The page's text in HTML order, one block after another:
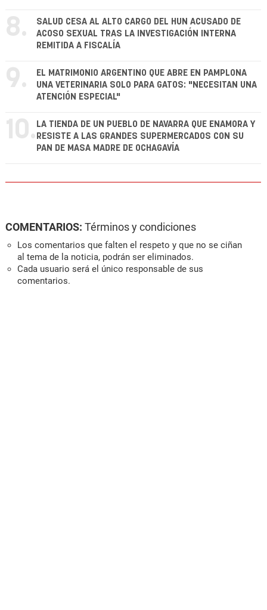
8.
SALUD CESA AL ALTO CARGO DEL HUN ACUSADO DE
ACOSO SEXUAL TRAS LA INVESTIGACIÓN INTERNA
REMITIDA A FISCALÍA
9.
EL MATRIMONIO ARGENTINO QUE ABRE EN PAMPLONA
UNA VETERINARIA SOLO PARA GATOS: "NECESITAN UNA
ATENCIÓN ESPECIAL"
10. LA TIENDA DE UN PUEBLO DE NAVARRA QUE ENAMORA Y
RESISTE A LAS GRANDES SUPERMERCADOS CON SU
PAN DE MASA MADRE DE OCHAGAVÍA
COMENTARIOS: Términos y condiciones
Los comentarios que falten el respeto y que no se ciñan
al tema de la noticia, podrán ser eliminados.
Cada usuario será el único responsable de sus
comentarios.